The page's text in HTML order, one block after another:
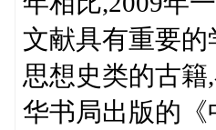
文献具有重要
思想史类的古
华书局出版的